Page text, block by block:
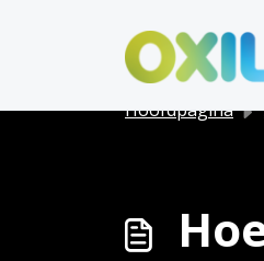
Hoofdpagina